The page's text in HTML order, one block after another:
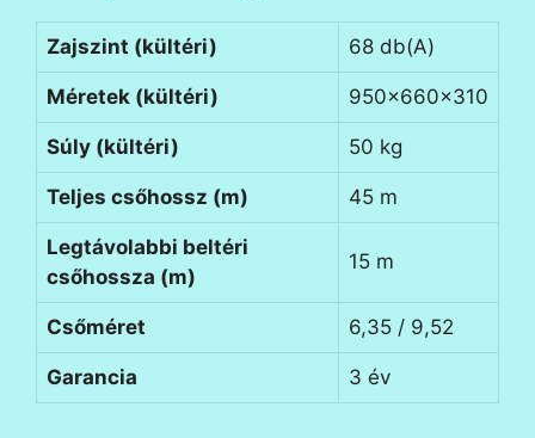
Zajszint (kültéri) 68 db(A)
Méretek (kültéri) 950x660x310
Súly (kültéri) 50 kg
Teljes csőhossz (m) 45 m
Legtávolabbi beltéri
csőhossza (m)
15 m
Csőméret 6,35 / 9,52
Garancia 3 év